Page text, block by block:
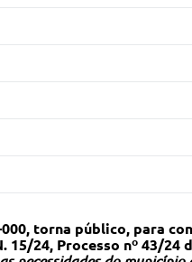
000, torna público, para
24, Processo nº 43/24